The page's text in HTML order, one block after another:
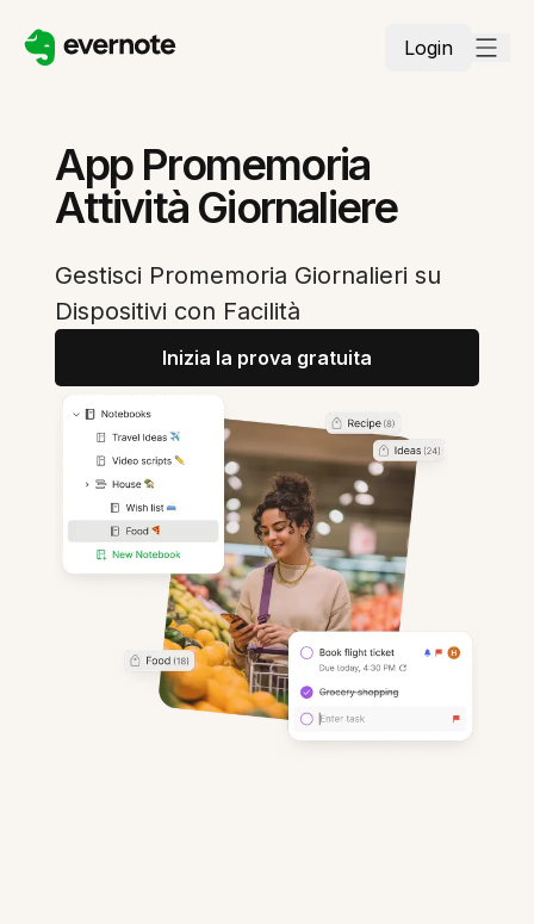
Login
App Promemoria
Attività Giornaliere
Gestisci Promemoria Giornalieri su
Dispositivi con Facilità
Inizia la prova gratuita